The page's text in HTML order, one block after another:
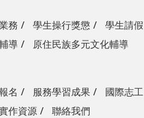
務 學生操行獎懲 學生請假
導
原住民族多元文化輔導
名 服務學習成果 國際志工
作資源
聯絡我們